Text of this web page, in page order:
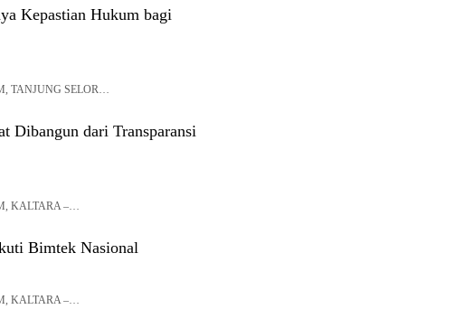
Kepastian Hukum bagi
TANJUNG SELOR…
Dibangun dari Transparansi
KALTARA –…
Bimtek Nasional
KALTARA –…